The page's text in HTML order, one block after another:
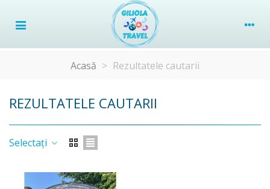
Acasă > Rezultatele cautarii
REZULTATELE CAUTARII
Selectați